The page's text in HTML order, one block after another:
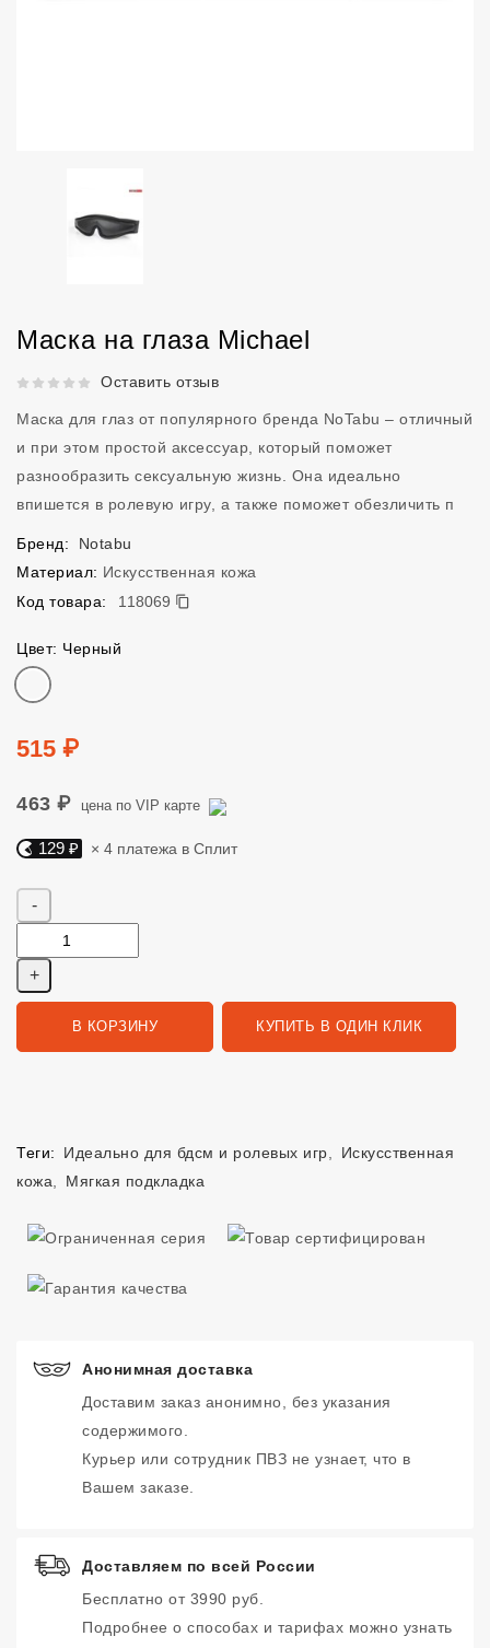
Маска на глаза Michael
Рейтинг 5 из 5.Оставить отзыв
Маска для глаз от популярного бренда NoTabu – отличный
и при этом простой аксессуар, который поможет
разнообразить сексуальную жизнь. Она идеально
впишется в ролевую игру, а также поможет обезличить п
Бренд:
Notabu
Материал: Искусственная кожа
Код товара:
118069
118069
Цвет: Черный
Цвет
Цена
515 ₽
463 ₽ цена по VIP карте
Яндекс Сплит. 129 руб, 4 платежа в Сплит
129 ₽ × 4 платежа в Сплит
В КОРЗИНУ КУПИТЬ В ОДИН КЛИК
Теги: Идеально для бдсм и ролевых игр
Искусственная
кожа
Мягкая подкладка
Анонимная доставка
Доставим заказ анонимно, без указания
содержимого.
Курьер или сотрудник ПВЗ не узнает, что в
Вашем заказе.
Доставляем по всей России
Бесплатно от 3990 руб.
Подробнее о способах и тарифах можно узнать